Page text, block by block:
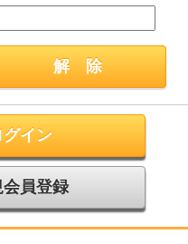
グイン
会員登録